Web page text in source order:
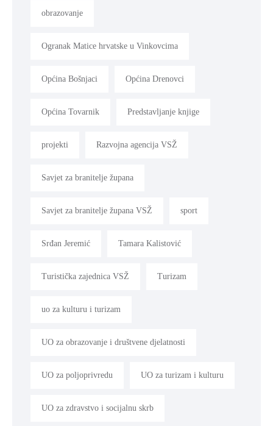
obrazovanje
Ogranak Matice hrvatske u Vinkovcima
Općina Bošnjaci Općina Drenovci
Općina Tovarnik Predstavljanje knjige
projekti Razvojna agencija VSŽ
Savjet za branitelje župana
Savjet za branitelje župana VSŽ sport
Srđan Jeremić Tamara Kalistović
Turistička zajednica VSŽ Turizam
uo za kulturu i turizam
UO za obrazovanje i društvene djelatnosti
UO za poljoprivredu UO za turizam i kulturu
UO za zdravstvo i socijalnu skrb